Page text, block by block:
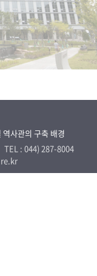
광장
역사관의 구축 배경
TEL : 044) 287-8004